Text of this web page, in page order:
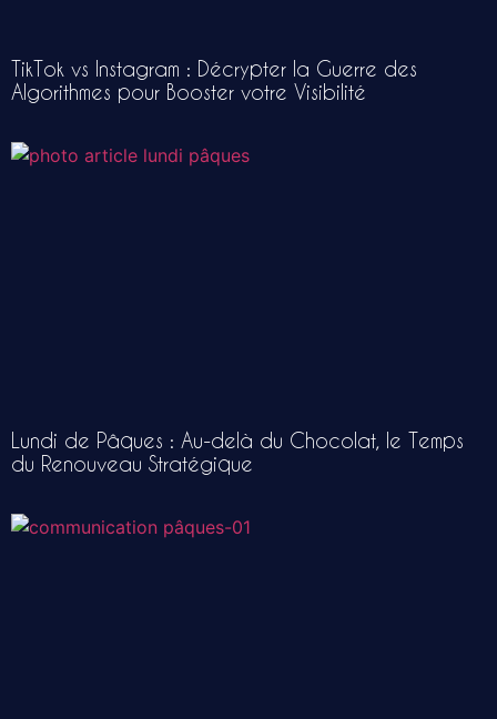
TikTok vs Instagram : Décrypter la Guerre des
Algorithmes pour Booster votre Visibilité
Lundi de Pâques : Au-delà du Chocolat, le Temps
du Renouveau Stratégique